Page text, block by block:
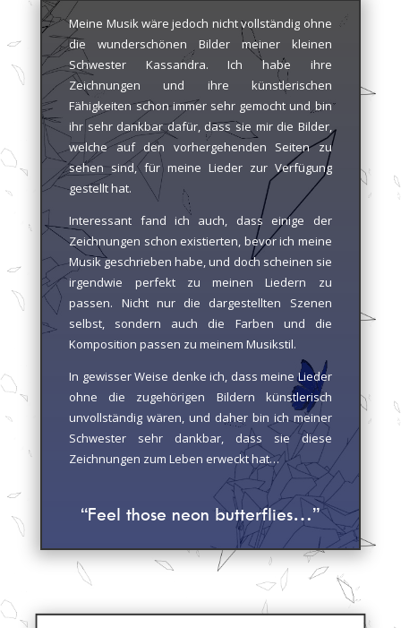
Meine Musik wäre jedoch nicht vollständig ohne
die wunderschönen Bilder meiner kleinen
Schwester Kassandra. Ich habe ihre
Zeichnungen und ihre künstlerischen
Fähigkeiten schon immer sehr gemocht und bin
ihr sehr dankbar dafür, dass sie mir die Bilder,
welche auf den vorhergehenden Seiten zu
sehen sind, für meine Lieder zur Verfügung
gestellt hat.
Interessant fand ich auch, dass einige der
Zeichnungen schon existierten, bevor ich meine
Musik geschrieben habe, und doch scheinen sie
irgendwie perfekt zu meinen Liedern zu
passen. Nicht nur die dargestellten Szenen
selbst, sondern auch die Farben und die
Komposition passen zu meinem Musikstil.
In gewisser Weise denke ich, dass meine Lieder
ohne die zugehörigen Bildern künstlerisch
unvollständig wären, und daher bin ich meiner
Schwester sehr dankbar, dass sie diese
Zeichnungen zum Leben erweckt hat…
“Feel those neon butterflies…”